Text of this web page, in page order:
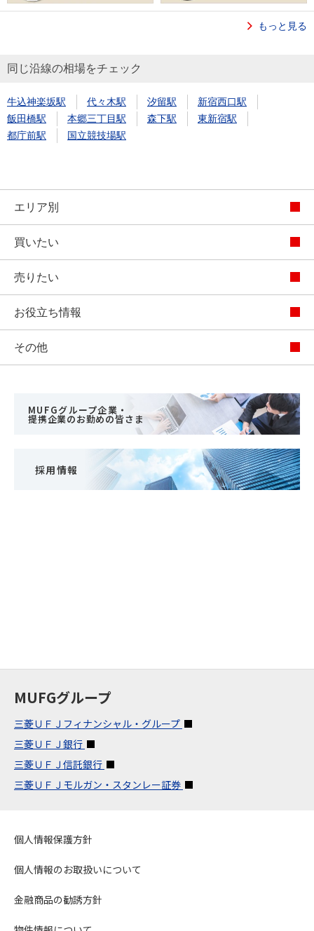
もっと見る
同じ沿線の相場をチェック
牛込神楽坂駅 代々木駅 汐留駅
新宿西口駅
飯田橋駅
本郷三丁目駅 森下駅
東新宿駅
都庁前駅
国立競技場駅
エリア別
買いたい
売りたい
お役立ち情報
その他
MUFGグループ企業・
提携企業のお勤めの皆さま
採用情報
MUFGグループ
三菱ＵＦＪフィナンシャル・グループ
三菱ＵＦＪ銀行
三菱ＵＦＪ信託銀行
三菱ＵＦＪモルガン・スタンレー証券
個人情報保護方針
個人情報のお取扱いについて
金融商品の勧誘方針